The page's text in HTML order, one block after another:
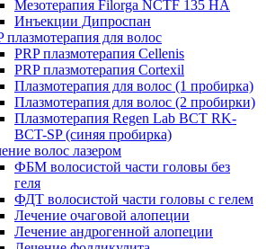
Мезотерапия Filorga NCTF 135 HA
Инъекции Дипроспан
плазмотерапия для волос
PRP плазмотерапия Cellenis
PRP плазмотерапия Cortexil
Плазмотерапия для волос (1 пробирка)
Плазмотерапия для волос (2 пробирки)
Плазмотерапия Regen Lab BCT RK-
BCT-SP (синяя пробирка)
волос лазером
ФБМ волосистой части головы без
геля
ФДТ волосистой части головы с гелем
Лечение очаговой алопеции
Лечение андрогенной алопеции